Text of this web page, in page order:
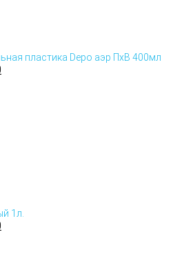
пластика Depo аэр ПхВ 400мл
1л.